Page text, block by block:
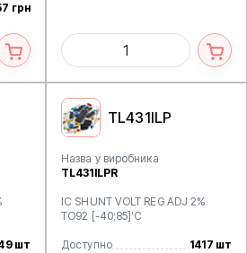
грн
шт
TL431ILP
Назва у виробника
TL431ILPR
IC SHUNT VOLT REG ADJ 2%
TO92 [-40;85]'C
Доступно
1417 шт